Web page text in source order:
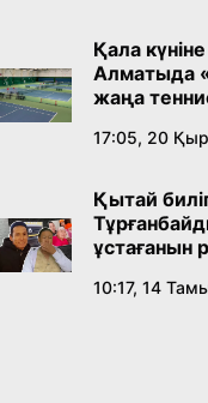
Қала
Алматыда
жаңа
17:05, 20
Қытай
ұстағанын
10:17, 14